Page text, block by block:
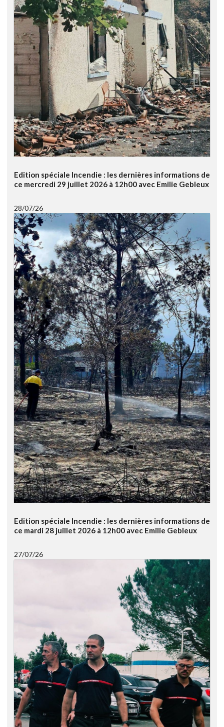
Edition spéciale Incendie : les dernières informations de
ce mercredi 29 juillet 2026 à 12h00 avec Emilie Gebleux
28/07/26
Edition spéciale Incendie : les dernières informations de
ce mardi 28 juillet 2026 à 12h00 avec Emilie Gebleux
27/07/26